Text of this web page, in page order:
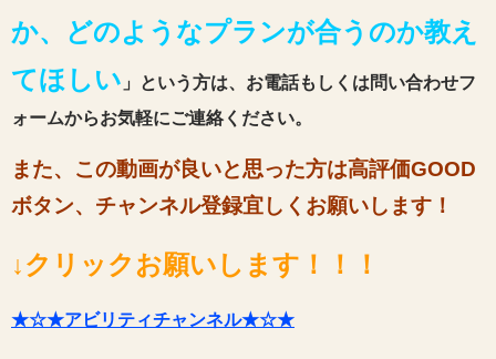
か、どのようなプランが合うのか教え
てほしい 」という方は、お電話もしくは問い合わせフ
ォームからお気軽にご連絡ください。
また、この動画が良いと思った方は高評価GOOD
ボタン、チャンネル登録宜しくお願いします！
↓クリックお願いします！！！
★☆★アビリティチャンネル★☆★